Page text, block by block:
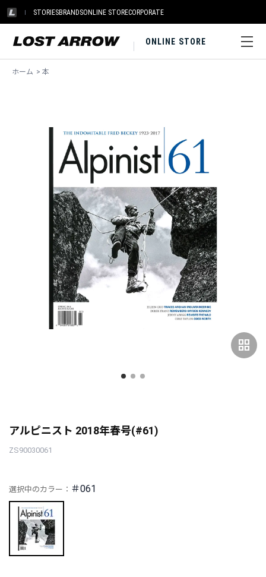
STORIESBRANDSONLINE STORECORPORATE
ONLINE STORE
ホーム > 本
grid_view
アルピニスト 2018年春号(#61)
ZS90030061
選択中のカラー： ＃061